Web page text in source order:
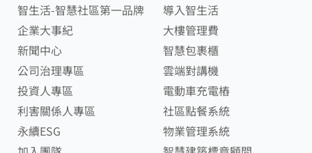
智生活-智慧社區第一品牌
企業大事紀
新聞中心
公司治理專區
投資人專區
利害關係人專區
永續ESG
導入智生活
大樓管理費
智慧包裹櫃
雲端對講機
電動車充電樁
社區點餐系統
物業管理系統